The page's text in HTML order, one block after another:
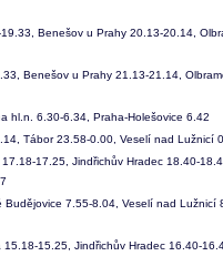
Benešov u Prahy 20.13-20.14,
Benešov u Prahy 21.13-21.14,
hl.n. 6.30-6.34, Praha-Holešovice 6.42
Tábor 23.58-0.00, Veselí nad Lužnicí
17.25, Jindřichův Hradec 18.40-
7.55-8.04, Veselí nad Lužnicí
15.25, Jindřichův Hradec 16.40-